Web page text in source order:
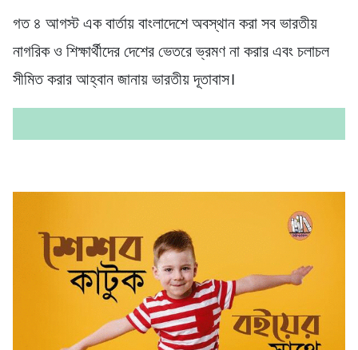
গত ৪ আগস্ট এক বার্তায় বাংলাদেশে অবস্থান করা সব ভারতীয়
নাগরিক ও শিক্ষার্থীদের দেশের ভেতরে ভ্রমণ না করার এবং চলাচল
সীমিত করার আহ্বান জানায় ভারতীয় দূতাবাস।